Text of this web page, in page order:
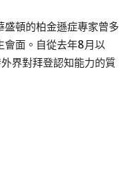
頓的柏金遜症專家曾多
會面。自從去年8月以
界對拜登認知能力的質